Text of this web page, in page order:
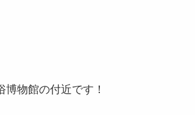
物館の付近です！